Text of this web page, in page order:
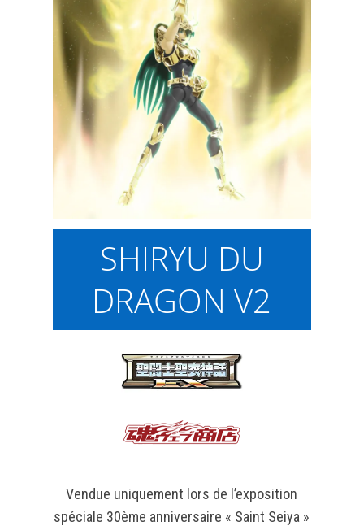
SHIRYU DU
DRAGON V2
Vendue uniquement lors de l’exposition
spéciale 30ème anniversaire « Saint Seiya »